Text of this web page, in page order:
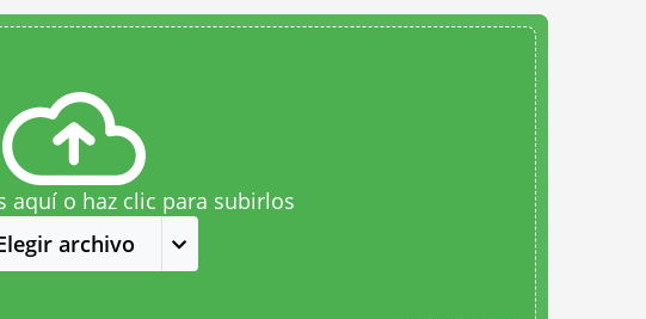
aquí o haz clic para subirlos
archivo